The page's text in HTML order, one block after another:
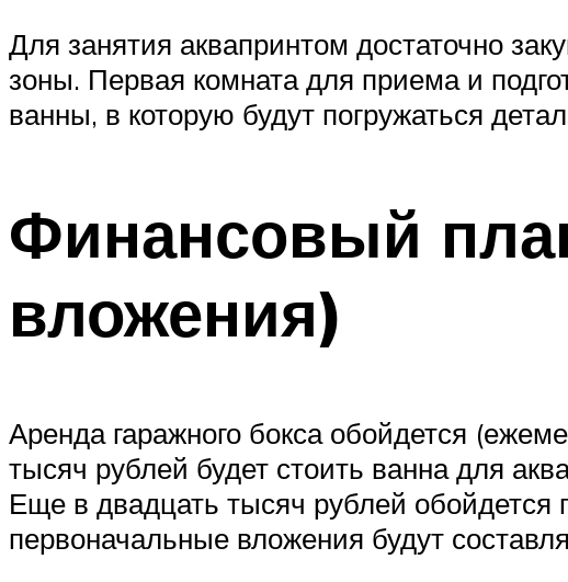
Для занятия аквапринтом достаточно
зоны. Первая комната для приема и
ванны, в которую будут погружаться
Финансовый
вложения)
Аренда гаражного бокса обойдется
тысяч рублей будет стоить ванна для
Еще в двадцать тысяч рублей обойдется
первоначальные вложения будут